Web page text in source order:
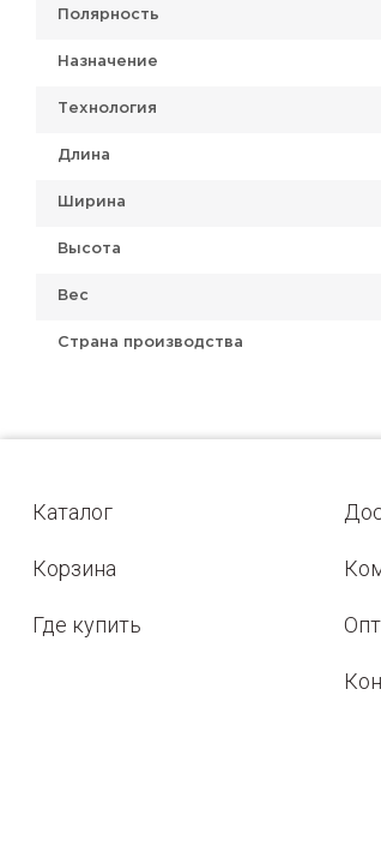
Полярность
Назначение
Технология
Длина
Ширина
Высота
Вес
Страна производства
Каталог
Корзина
Где купить